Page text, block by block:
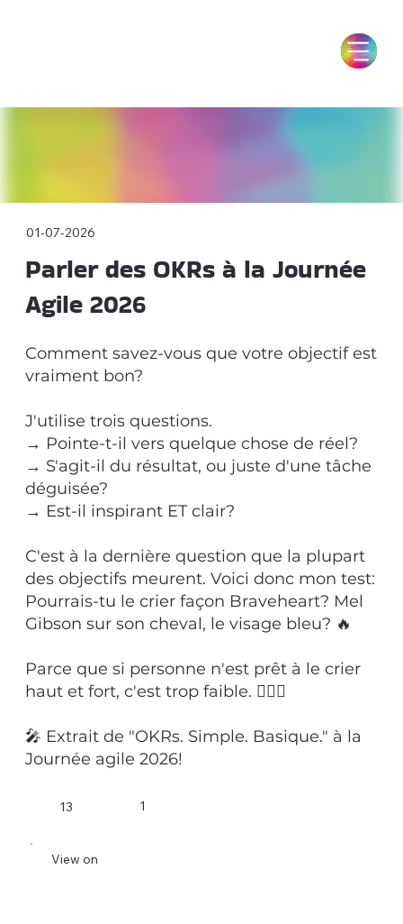
01-07-2026
Parler des OKRs à la Journée
Agile 2026
Comment savez-vous que votre objectif est
vraiment bon?
J'utilise trois questions.
→ Pointe-t-il vers quelque chose de réel?
→ S'agit-il du résultat, ou juste d'une tâche
déguisée?
→ Est-il inspirant ET clair?
C'est à la dernière question que la plupart
des objectifs meurent. Voici donc mon test:
Pourrais-tu le crier façon Braveheart? Mel
Gibson sur son cheval, le visage bleu? 🔥
Parce que si personne n'est prêt à le crier
haut et fort, c'est trop faible. 🤷🏻‍♂️
🎤 Extrait de "OKRs. Simple. Basique." à la
Journée agile 2026!
13 1
View on